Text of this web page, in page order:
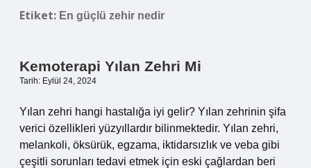
Etiket: En güçlü zehir nedir
Kemoterapi Yılan Zehri Mi
Tarih: Eylül 24, 2024
Yılan zehri hangi hastalığa iyi gelir? Yılan zehrinin şifa
verici özellikleri yüzyıllardır bilinmektedir. Yılan zehri,
melankoli, öksürük, egzama, iktidarsızlık ve veba gibi
çeşitli sorunları tedavi etmek için eski çağlardan beri